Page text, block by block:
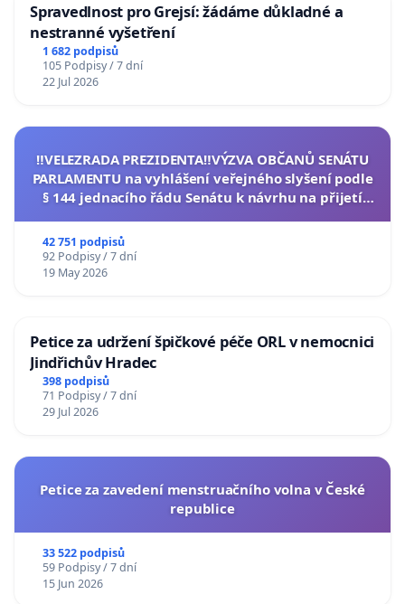
Spravedlnost pro Grejsí: žádáme důkladné a
nestranné vyšetření
1 682 podpisů
105 Podpisy / 7 dní
22 Jul 2026
‼️VELEZRADA PREZIDENTA‼️VÝZVA OBČANŮ SENÁTU
PARLAMENTU na vyhlášení veřejného slyšení podle
§ 144 jednacího řádu Senátu k návrhu na přijetí
42 751 podpisů
92 Podpisy / 7 dní
19 May 2026
Petice za udržení špičkové péče ORL v nemocnici
Jindřichův Hradec
398 podpisů
71 Podpisy / 7 dní
29 Jul 2026
Petice za zavedení menstruačního volna v České
republice
33 522 podpisů
59 Podpisy / 7 dní
15 Jun 2026